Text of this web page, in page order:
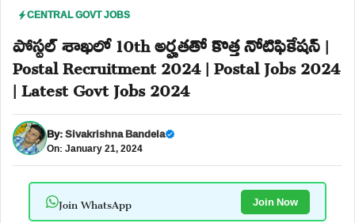
CENTRAL GOVT JOBS
పోస్టల్ శాఖలో 10th అర్హతతో కొత్త నోటిఫికేషన్ |
Postal Recruitment 2024 | Postal Jobs 2024
| Latest Govt Jobs 2024
By:Sivakrishna Bandela
On: January 21, 2024
Join WhatsApp Join Now